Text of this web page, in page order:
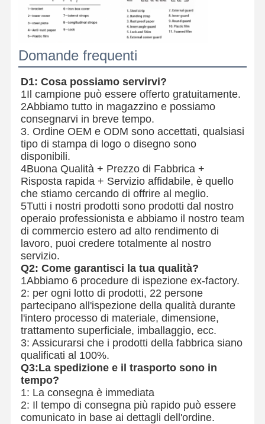
Domande frequenti
D1: Cosa possiamo servirvi?
1Il campione può essere offerto gratuitamente.
2Abbiamo tutto in magazzino e possiamo
consegnarvi in breve tempo.
3. Ordine OEM e ODM sono accettati, qualsiasi
tipo di stampa di logo o disegno sono
disponibili.
4Buona Qualità + Prezzo di Fabbrica +
Risposta rapida + Servizio affidabile, è quello
che stiamo cercando di offrire al meglio.
5Tutti i nostri prodotti sono prodotti dal nostro
operaio professionista e abbiamo il nostro team
di commercio estero ad alto rendimento di
lavoro, puoi credere totalmente al nostro
servizio.
Q2: Come garantisci la tua qualità?
1Abbiamo 6 procedure di ispezione ex-factory.
2: per ogni lotto di prodotti, 22 persone
partecipano all'ispezione della qualità durante
l'intero processo di materiale, dimensione,
trattamento superficiale, imballaggio, ecc.
3: Assicurarsi che i prodotti della fabbrica siano
qualificati al 100%.
Q3:La spedizione e il trasporto sono in
tempo?
1: La consegna è immediata
2: Il tempo di consegna più rapido può essere
comunicato in base ai dettagli dell'ordine.